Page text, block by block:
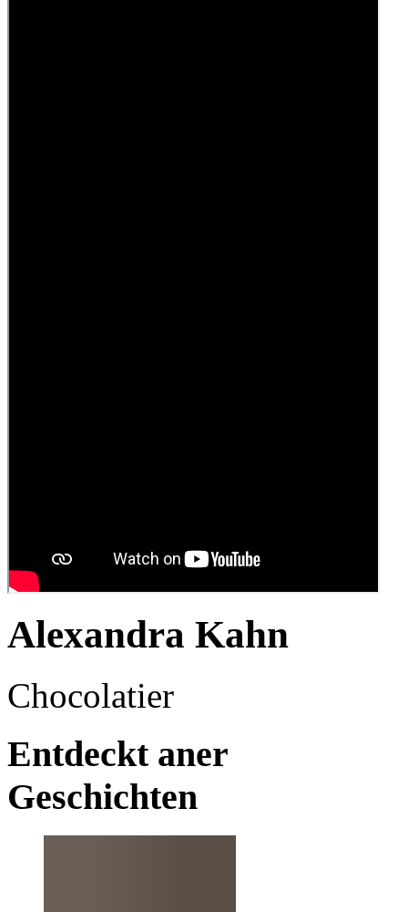
Alexandra Kahn
Chocolatier
Entdeckt aner
Geschichten